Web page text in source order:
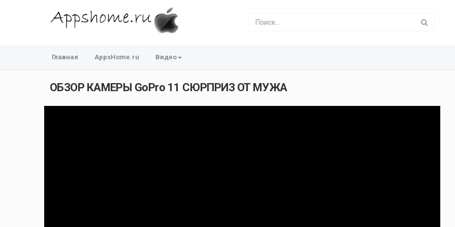
Главная AppsHome.ru Видео
ОБЗОР КАМЕРЫ GoPro 11 СЮРПРИЗ ОТ МУЖА